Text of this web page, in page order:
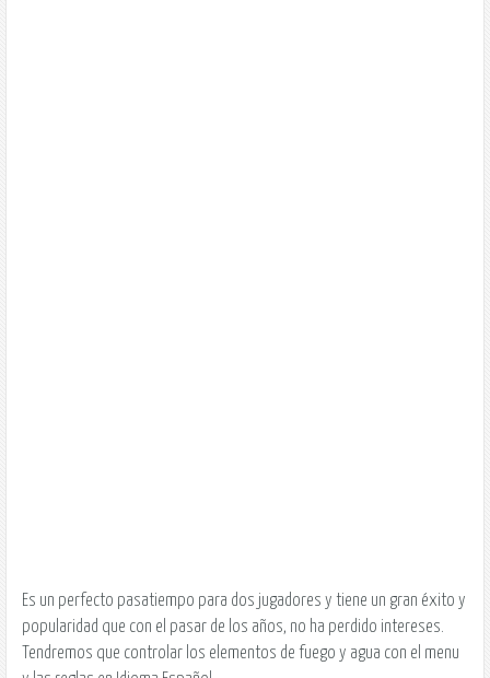
Es un perfecto pasatiempo para dos jugadores y tiene un gran éxito y
popularidad que con el pasar de los años, no ha perdido intereses.
Tendremos que controlar los elementos de fuego y agua con el menu